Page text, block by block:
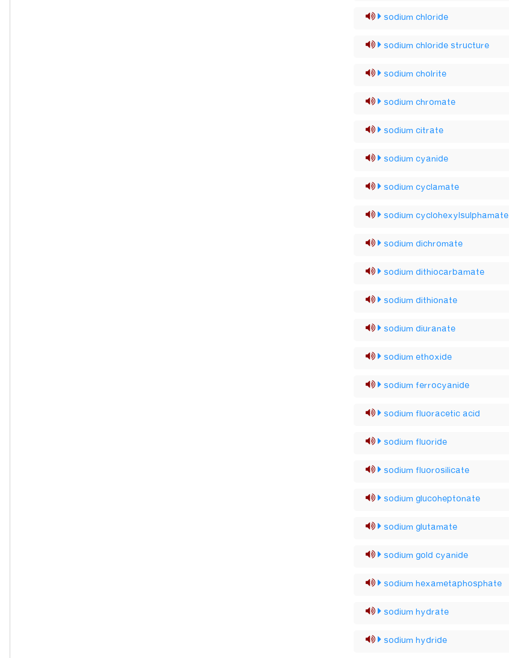
sodium chloride
sodium chloride structure
sodium cholrite
sodium chromate
sodium citrate
sodium cyanide
sodium cyclamate
sodium cyclohexylsulphamate
sodium dichromate
sodium dithiocarbamate
sodium dithionate
sodium diuranate
sodium ethoxide
sodium ferrocyanide
sodium fluoracetic acid
sodium fluoride
sodium fluorosilicate
sodium glucoheptonate
sodium glutamate
sodium gold cyanide
sodium hexametaphosphate
sodium hydrate
sodium hydride